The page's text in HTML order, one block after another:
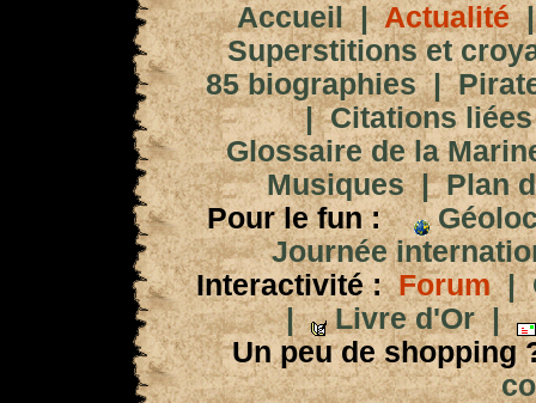
Accueil|Actualité
Superstitions et
85 biographies|
|Citations
Glossaire de la
Musiques|Plan
Pour le fun :
Journée
Interactivité : Forum|
|
Livre d'Or|
Un peu de shopping